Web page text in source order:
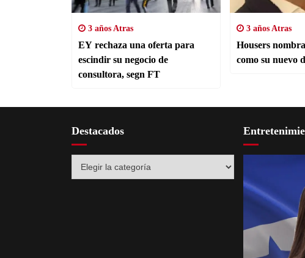
3 años Atras
EY rechaza una oferta para
escindir su negocio de
consultora, segn FT
3 años Atras
Housers
como su nuevo
Destacados